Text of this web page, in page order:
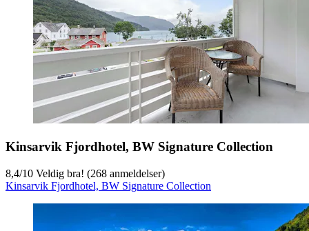
Kinsarvik Fjordhotel, BW Signature Collection
8,4/10 Veldig bra! (268 anmeldelser)
Kinsarvik Fjordhotel, BW Signature Collection